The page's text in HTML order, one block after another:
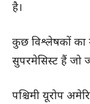
है।
कुछ विश्लेषकों का
सुपरमेसिस्ट हैं जो
पश्चिमी यूरोप